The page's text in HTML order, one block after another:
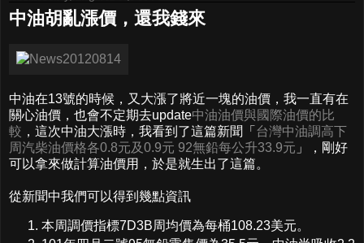
中油胡亂漲價，還我錢來
中油在13號的時候，又大漲了將近一塊的油價，我一直有在
關心油價，也會不定期去update中油油價與國際油價的比
較 ，這次中油大漲時，我看到了這篇新聞「 台灣中油調高下
周汽柴油價格各0.8元及0.9元 92無鉛每公升33.9元 」，剛好
可以拿來做計算油價用，於是就生出了這篇。
從新聞中我們可以得到幾點資訊
本周調價指標7D3B周均價為每桶108.23美元。